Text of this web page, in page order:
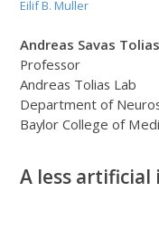
Eilif B. Muller
Andreas Savas
Professor
Andreas Tolias Lab
Department of
Baylor College of
A less